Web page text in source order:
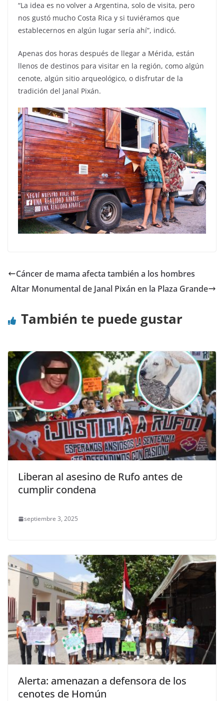
“La idea es no volver a Argentina, solo de visita, pero
nos gustó mucho Costa Rica y si tuviéramos que
establecernos en algún lugar sería ahí”, indicó.
Apenas dos horas después de llegar a Mérida, están
llenos de destinos para visitar en la región, como algún
cenote, algún sitio arqueológico, o disfrutar de la
tradición del Janal Pixán.
Cáncer de mama afecta también a los hombres
Altar Monumental de Janal Pixán en la Plaza Grande
También te puede gustar
Liberan al asesino de Rufo antes de
cumplir condena
septiembre 3, 2025
Alerta: amenazan a defensora de los
cenotes de Homún